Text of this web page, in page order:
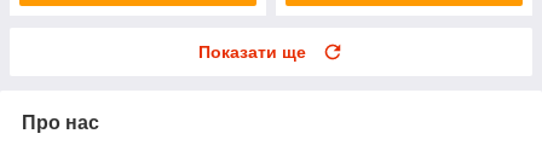
Показати ще
Про нас